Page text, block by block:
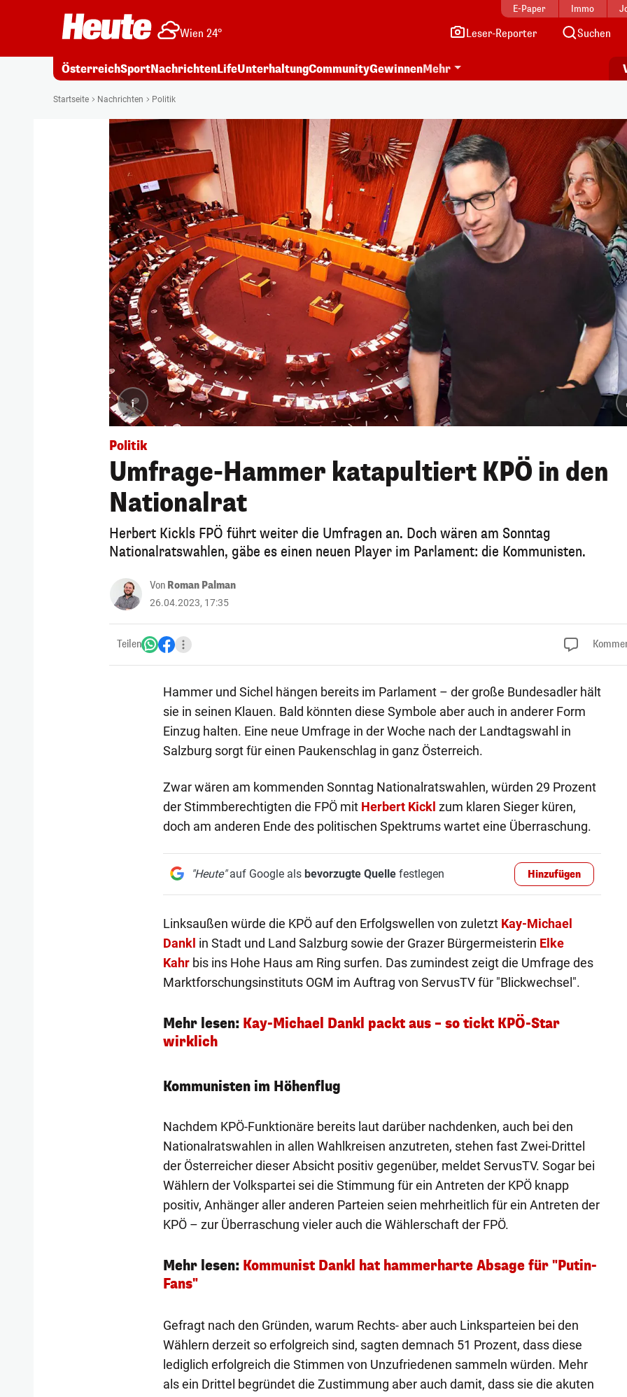
E-Paper Immo
Wien 24° Leser-Reporter Suchen
ÖsterreichSportNachrichtenLifeUnterhaltungCommunityGewinnenMehr
Startseite Nachrichten Politik
i
Politik
Umfrage-Hammer katapultiert KPÖ in den
Nationalrat
Herbert Kickls FPÖ führt weiter die Umfragen an. Doch wären am Sonntag
Nationalratswahlen, gäbe es einen neuen Player im Parlament: die Kommunisten.
Von Roman Palman
26.04.2023, 17:35
Teilen
Hammer und Sichel hängen bereits im Parlament – der große Bundesadler hält
sie in seinen Klauen. Bald könnten diese Symbole aber auch in anderer Form
Einzug halten. Eine neue Umfrage in der Woche nach der Landtagswahl in
Salzburg sorgt für einen Paukenschlag in ganz Österreich.
Zwar wären am kommenden Sonntag Nationalratswahlen, würden 29 Prozent
der Stimmberechtigten die FPÖ mit Herbert Kickl zum klaren Sieger küren,
doch am anderen Ende des politischen Spektrums wartet eine Überraschung.
"Heute"auf Google als bevorzugte Quellefestlegen Hinzufügen
Linksaußen würde die KPÖ auf den Erfolgswellen von zuletzt Kay-Michael
Dankl in Stadt und Land Salzburg sowie der Grazer Bürgermeisterin Elke
Kahrbis ins Hohe Haus am Ring surfen. Das zumindest zeigt die Umfrage des
Marktforschungsinstituts OGM im Auftrag von ServusTV für "Blickwechsel".
Mehr lesen: Kay-Michael Dankl packt aus – so tickt KPÖ-Star
wirklich
Kommunisten im Höhenflug
Nachdem KPÖ-Funktionäre bereits laut darüber nachdenken, auch bei den
Nationalratswahlen in allen Wahlkreisen anzutreten, stehen fast Zwei-Drittel
der Österreicher dieser Absicht positiv gegenüber, meldet ServusTV. Sogar bei
Wählern der Volkspartei sei die Stimmung für ein Antreten der KPÖ knapp
positiv, Anhänger aller anderen Parteien seien mehrheitlich für ein Antreten der
KPÖ – zur Überraschung vieler auch die Wählerschaft der FPÖ.
Mehr lesen: Kommunist Dankl hat hammerharte Absage für "Putin-
Fans"
Gefragt nach den Gründen, warum Rechts- aber auch Linksparteien bei den
Wählern derzeit so erfolgreich sind, sagten demnach 51 Prozent, dass diese
lediglich erfolgreich die Stimmen von Unzufriedenen sammeln würden. Mehr
als ein Drittel begründet die Zustimmung aber auch damit, dass sie die akuten